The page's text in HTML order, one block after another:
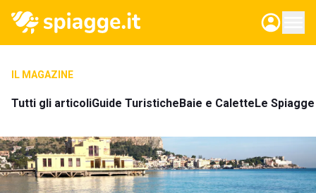
IL MAGAZINE
Tutti gli articoliGuide TuristicheBaie e CaletteLe